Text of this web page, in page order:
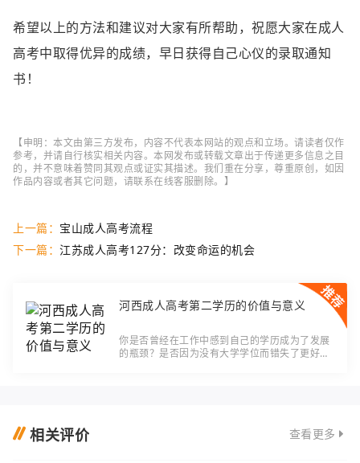
希望以上的方法和建议对大家有所帮助，祝愿大家在成人
高考中取得优异的成绩，早日获得自己心仪的录取通知
书！
【申明：本文由第三方发布，内容不代表本网站的观点和立场。请读者仅作
参考，并请自行核实相关内容。本网发布或转载文章出于传递更多信息之目
的，并不意味着赞同其观点或证实其描述。我们重在分享，尊重原创，如因
作品内容或者其它问题，请联系在线客服删除。】
上一篇： 宝山成人高考流程
下一篇： 江苏成人高考127分：改变命运的机会
河西成人高考第二学历的价值与意义
你是否曾经在工作中感到自己的学历成为了发展
的瓶颈？是否因为没有大学学位而错失了更好的
相关评价 查看更多